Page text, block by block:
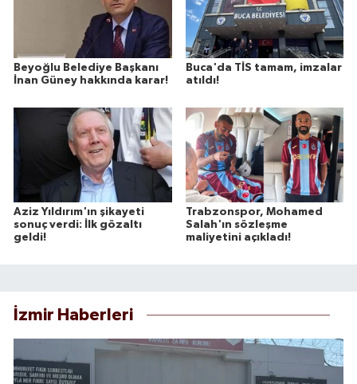
Beyoğlu Belediye Başkanı
İnan Güney hakkında karar!
Buca'da TİS tamam, imzalar
atıldı!
Aziz Yıldırım'ın şikayeti
sonuç verdi: İlk gözaltı
geldi!
Trabzonspor, Mohamed
Salah'ın sözleşme
maliyetini açıkladı!
İzmir Haberleri